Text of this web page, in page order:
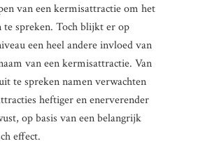
van een kermisattractie om het
te spreken. Toch blijkt er op
een heel andere invloed van
van een kermisattractie. Van
te spreken namen verwachten
heftiger en enerverender
op basis van een belangrijk
effect.